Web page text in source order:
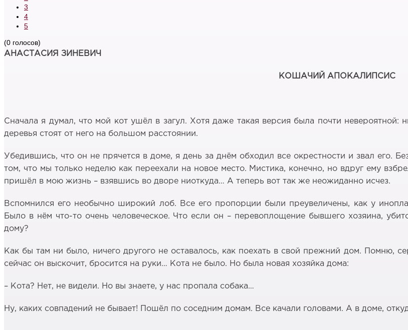
3
4
5
(0 голосов)
АНАСТАСИЯ ЗИНЕВИЧ
КОШАЧИЙ АПОКАЛИПСИС
Сначала я думал, что мой кот ушёл в загул. Хотя даже такая версия была почти невероятной:
деревья стоят от него на большом расстоянии.
Убедившись, что он не прячется в доме, я день за днём обходил все окрестности и звал его.
том, что мы только неделю как переехали на новое место. Мистика, конечно, но вдруг ему
пришёл в мою жизнь – взявшись во дворе ниоткуда… А теперь вот так же неожиданно исчез.
Вспомнился его необычно широкий лоб. Все его пропорции были преувеличены, как у
Было в нём что-то очень человеческое. Что если он – перевоплощение бывшего хозяина,
дому?
Как бы там ни было, ничего другого не оставалось, как поехать в свой прежний дом. Помню,
сейчас он выскочит, бросится на руки… Кота не было. Но была новая хозяйка дома:
– Кота? Нет, не видели. Но вы знаете, у нас пропала собака…
Ну, каких совпадений не бывает! Пошёл по соседним домам. Все качали головами. А в доме,